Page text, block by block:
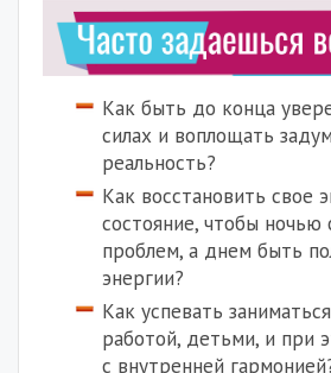
Как быть до конца
силах и воплощать
реальность?
Как восстановить свое
состояние, чтобы ночью
проблем, а днем быть
энергии?
Как успевать
работой, детьми, и при
с внутренней